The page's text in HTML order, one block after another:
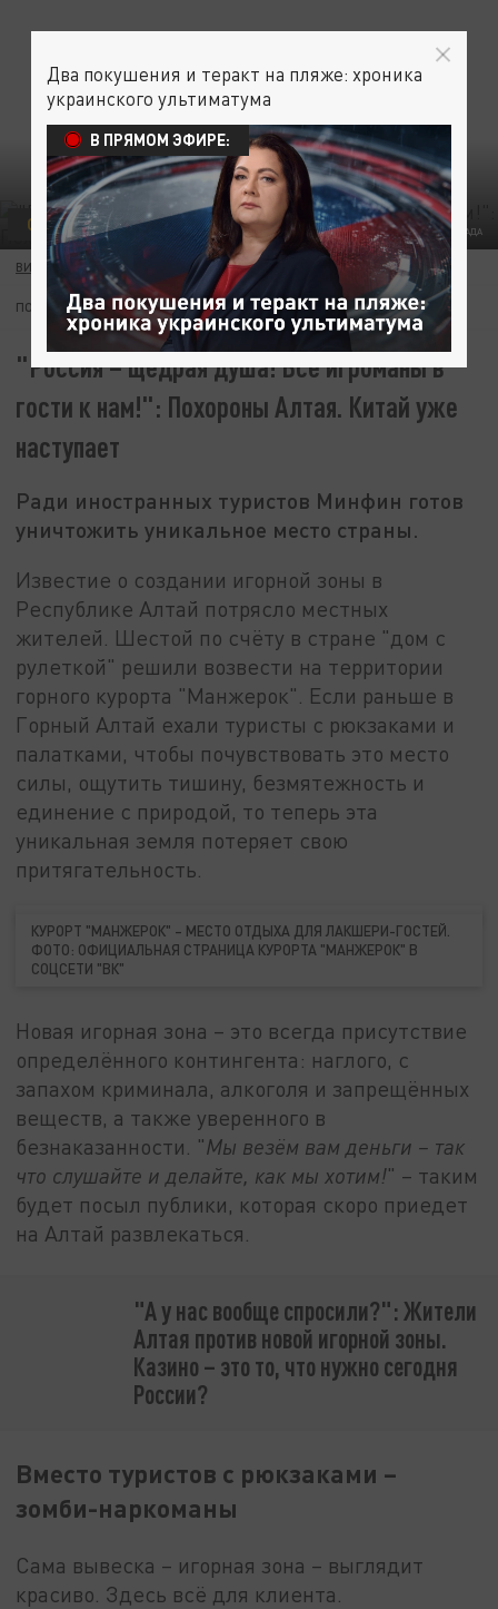
КОЛЛАЖ ЦАРЬГРАДА
СТОПИГРА
ВИКТОР ГОВОРОВ 12 МАЯ 14:00
ПОДПИШИТЕСЬ:
"Россия – щедрая душа! Все игроманы в
гости к нам!": Похороны Алтая. Китай уже
наступает
Ради иностранных туристов Минфин готов
уничтожить уникальное место страны.
Известие о создании игорной зоны в
Республике Алтай потрясло местных
жителей. Шестой по счёту в стране "дом с
рулеткой" решили возвести на территории
горного курорта "Манжерок". Если раньше в
Горный Алтай ехали туристы с рюкзаками и
палатками, чтобы почувствовать это место
силы, ощутить тишину, безмятежность и
единение с природой, то теперь эта
уникальная земля потеряет свою
притягательность.
КУРОРТ "МАНЖЕРОК" – МЕСТО ОТДЫХА ДЛЯ ЛАКШЕРИ-ГОСТЕЙ.
ФОТО: ОФИЦИАЛЬНАЯ СТРАНИЦА КУРОРТА "МАНЖЕРОК" В
СОЦСЕТИ "ВК"
Новая игорная зона – это всегда присутствие
определённого контингента: наглого, с
запахом криминала, алкоголя и запрещённых
веществ, а также уверенного в
безнаказанности. "Мы везём вам деньги – так
что слушайте и делайте, как мы хотим!" – таким
будет посыл публики, которая скоро приедет
на Алтай развлекаться.
"А у нас вообще спросили?": Жители
Алтая против новой игорной зоны.
Казино – это то, что нужно сегодня
России?
Вместо туристов с рюкзаками –
зомби-наркоманы
Сама вывеска – игорная зона – выглядит
красиво. Здесь всё для клиента.
Два покушения и теракт на пляже: хроника
украинского ультиматума
В ПРЯМОМ ЭФИРЕ: